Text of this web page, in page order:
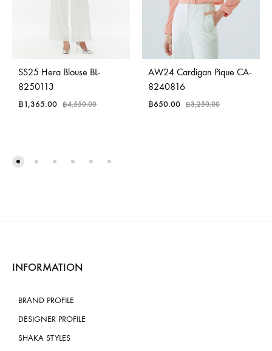
SS25 Hera Blouse BL-
8250113
฿1,365.00 ฿4,550.00
AW24 Cardigan Pique CA-
8240816
฿650.00 ฿3,250.00
INFORMATION
BRAND PROFILE
DESIGNER PROFILE
SHAKA STYLES